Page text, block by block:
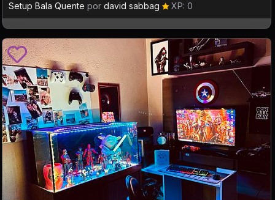
Setup Bala Quente por david sabbag XP: 0